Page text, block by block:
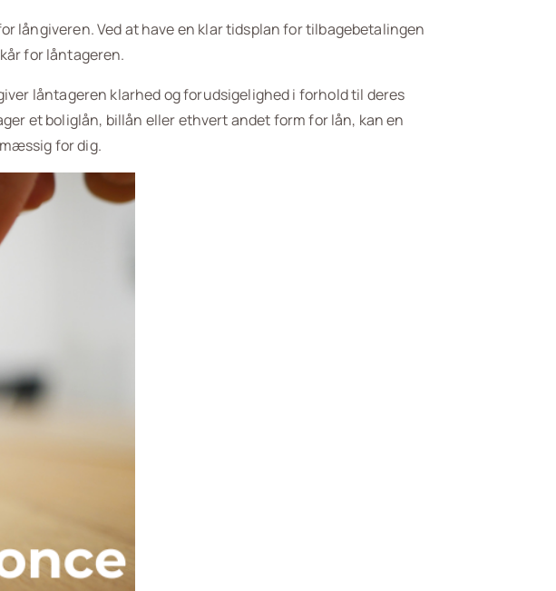
långiveren. Ved at have en klar tidsplan for tilbagebetalingen
for låntageren.
låntageren klarhed og forudsigelighed i forhold til deres
et boliglån, billån eller ethvert andet form for lån, kan en
for dig.